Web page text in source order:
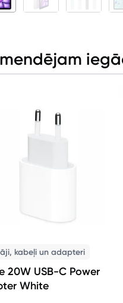
kabeļi un adapteri
20W USB-C Power
White